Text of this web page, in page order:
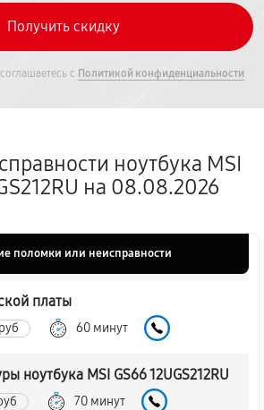
с Политикой конфиденциальности
ноутбука MSI
на 08.08.2026
поломки или неисправности
платы
60 минут
ноутбука MSI GS66 12UGS212RU
70 минут